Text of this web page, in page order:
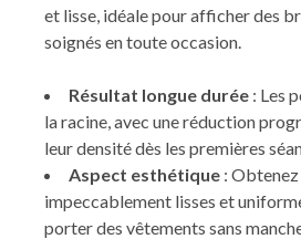
et lisse, idéale pour afficher des
soignés en toute occasion.
Résultat longue durée : Les
la racine, avec une réduction
leur densité dès les premières
Aspect esthétique :
impeccablement lisses et
porter des vêtements sans